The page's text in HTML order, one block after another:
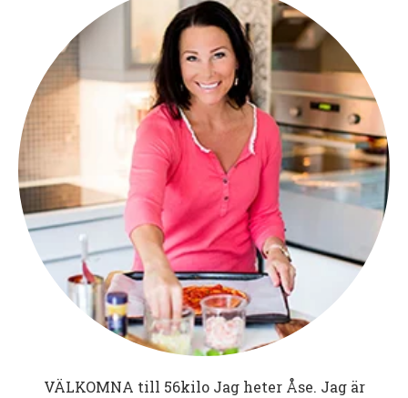
VÄLKOMNA till 56kiloJag heter Åse. Jag är